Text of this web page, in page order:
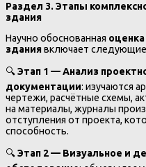
Раздел 3. Этапы
здания
Научно обоснованная
зданиявключает
🔍Этап 1 — Анализ
документации: изучаются
чертежи, расчётные схемы,
на материалы, журналы
отступления от проекта,
способность.
🔍Этап 2 — Визуальное и